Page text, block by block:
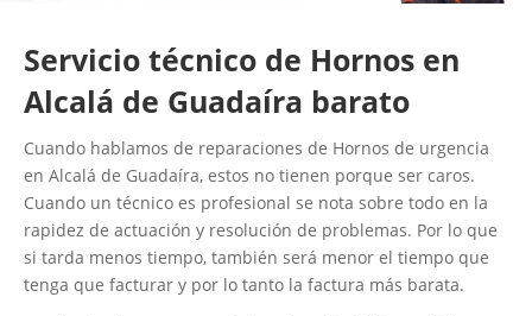
Servicio técnico de Hornos en
Alcalá de Guadaíra barato
Cuando hablamos de reparaciones de Hornos de urgencia
en Alcalá de Guadaíra, estos no tienen porque ser caros.
Cuando un técnico es profesional se nota sobre todo en la
rapidez de actuación y resolución de problemas. Por lo que
si tarda menos tiempo, también será menor el tiempo que
tenga que facturar y por lo tanto la factura más barata.